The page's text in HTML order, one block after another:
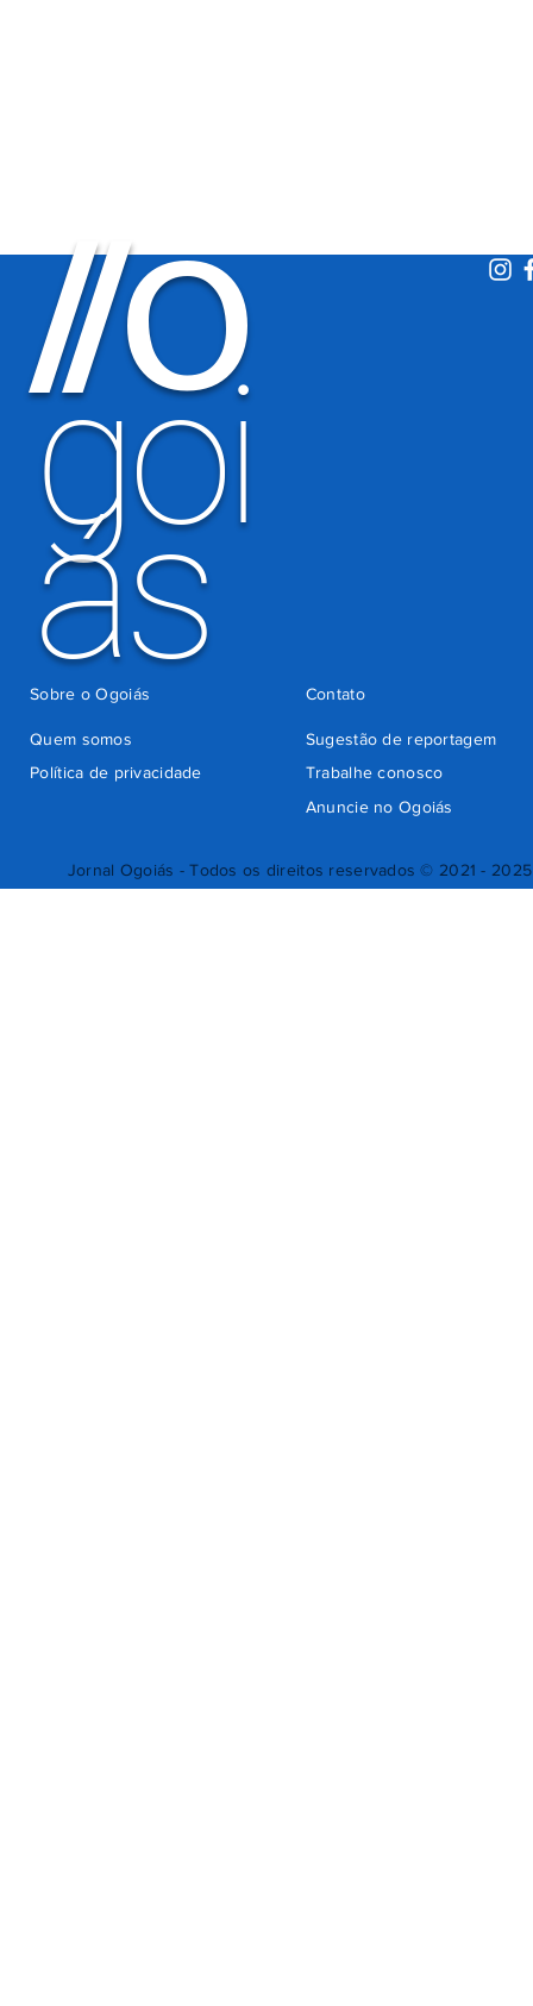
Jornal Ogoiás - Todos os direitos reservados © 2021 - 2025
//O
goi
ás
Quem somos
Sugestão de reportagem
Trabalhe conosco
Política de privacidade
Anuncie no Ogoiás
Contato
Sobre o Ogoiás